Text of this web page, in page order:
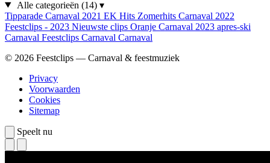
Alle categorieën (14) ▾
Tipparade Carnaval 2021 EK Hits Zomerhits Carnaval 2022
Feestclips - 2023 Nieuwste clips Oranje Carnaval 2023 apres-ski
Carnaval Feestclips Carnaval Carnaval
© 2026 Feestclips — Carnaval & feestmuziek
Privacy
Voorwaarden
Cookies
Sitemap
Speelt nu